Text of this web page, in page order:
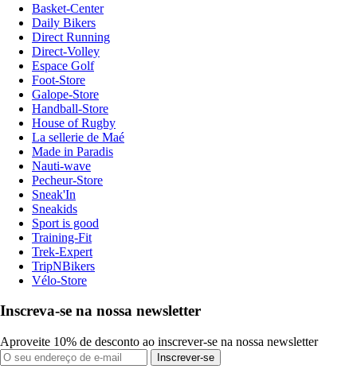
Basket-Center
Daily Bikers
Direct Running
Direct-Volley
Espace Golf
Foot-Store
Galope-Store
Handball-Store
House of Rugby
La sellerie de Maé
Made in Paradis
Nauti-wave
Pecheur-Store
Sneak'In
Sneakids
Sport is good
Training-Fit
Trek-Expert
TripNBikers
Vélo-Store
Inscreva-se na nossa newsletter
Aproveite 10% de desconto ao inscrever-se na nossa newsletter
Inscrever-se